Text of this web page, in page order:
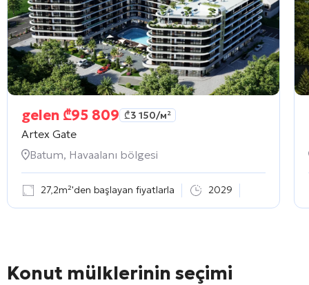
gelen ₾95 809 ₾3 150/м²
Artex Gate
Batum, Havaalanı bölgesi
27,2m²'den başlayan fiyatlarla 2029
Konut mülklerinin seçimi